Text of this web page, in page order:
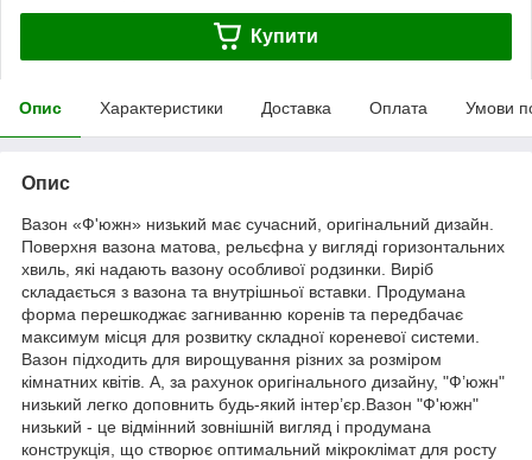
Купити
Опис Характеристики Доставка Оплата Умови
Опис
Вазон «Ф'южн» низький має сучасний, оригінальний дизайн.
Поверхня вазона матова, рельєфна у вигляді горизонтальних
хвиль, які надають вазону особливої родзинки. Виріб
складається з вазона та внутрішньої вставки. Продумана
форма перешкоджає загниванню коренів та передбачає
максимум місця для розвитку складної кореневої системи.
Вазон підходить для вирощування різних за розміром
кімнатних квітів. А, за рахунок оригінального дизайну, "Ф’южн"
низький легко доповнить будь-який інтер’єр.Вазон "Ф'южн"
низький - це відмінний зовнішній вигляд і продумана
конструкція, що створює оптимальний мікроклімат для росту